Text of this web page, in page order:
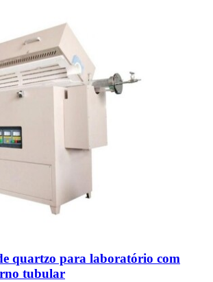
quartzo para laboratório com
tubular